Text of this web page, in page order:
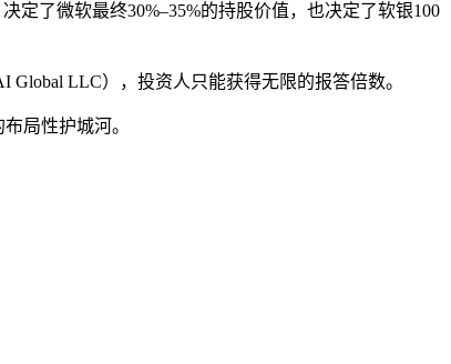
了微软最终30%–35%的持股价值，也决定了软银100
LLC），投资人只能获得无限的报答倍数。
局性护城河。